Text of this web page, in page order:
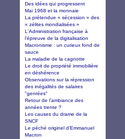
Des idées qui progressent
Mai 1968 et la monnaie
La prétendue « sécession » des
« zélites mondialisées »
L'Administration française à
l'épreuve de la digitalisation
Macronisme : un curieux fond de
sauce
La maladie de la cagnotte
Le droit de propriété immobilière
en déshérence
Observations sur la répression
des inégalités de salaires
"genrées"
Retour de l’ambiance des
années trente ?
Les causes du drame de la
SNCF
Le péché originel d’Emmanuel
Macron